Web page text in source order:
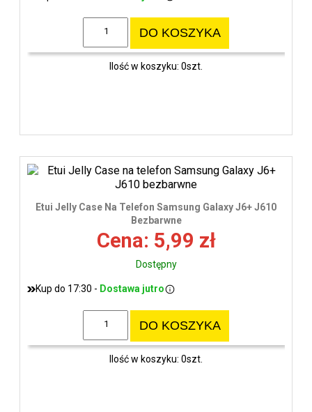
DO KOSZYKA
Ilość w koszyku: 0szt.
Etui Jelly Case Na Telefon Samsung Galaxy J6+ J610
Bezbarwne
Cena: 5,99 zł
Dostępny
Kup do 17:30 - Dostawa jutro
DO KOSZYKA
Ilość w koszyku: 0szt.